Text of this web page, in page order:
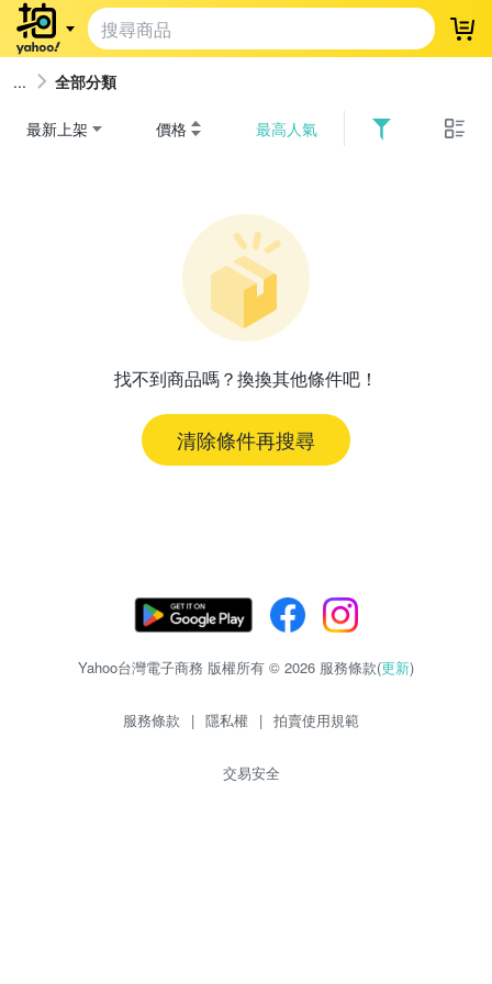
登
全部分類
最新上架 價格 最高人氣
找不到商品嗎？換換其他條件吧！
清除條件再搜尋
Yahoo台灣電子商務 版權所有 © 2026 服務條款(更新)
服務條款 | 隱私權 | 拍賣使用規範
交易安全